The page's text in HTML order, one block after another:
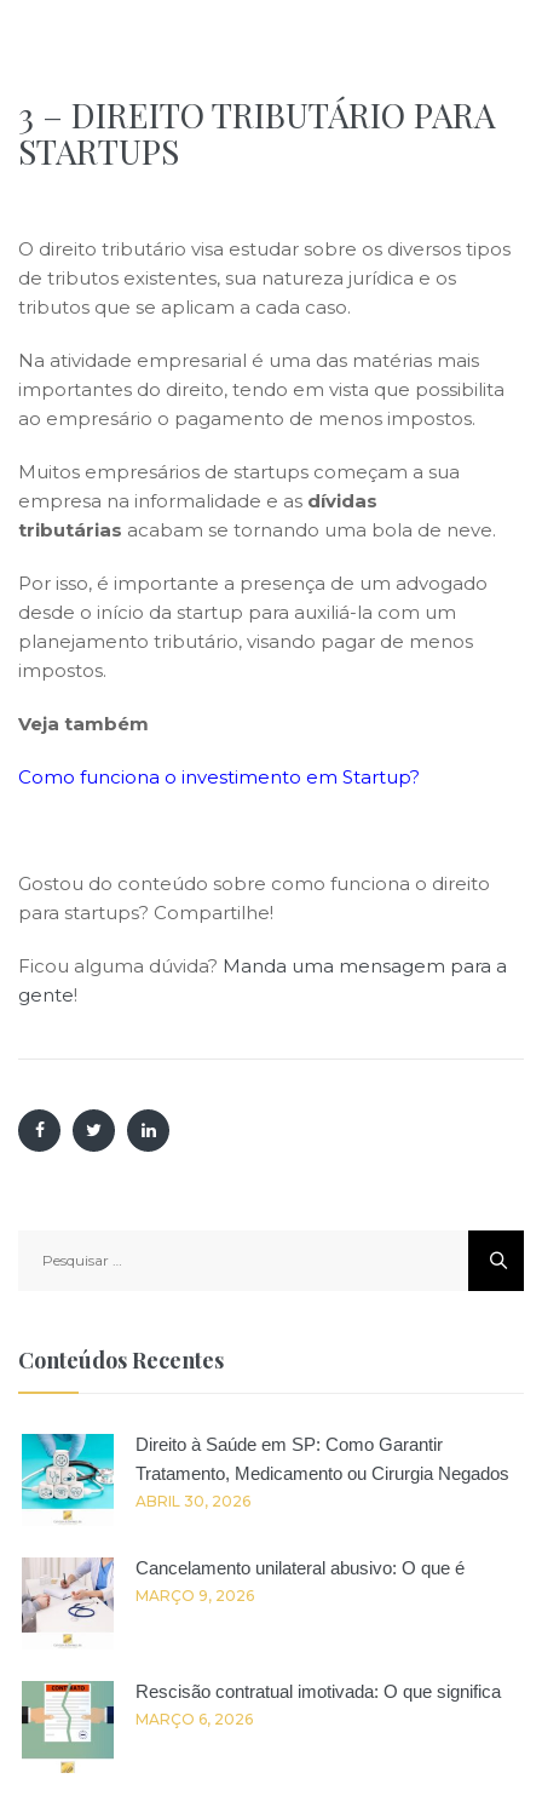
3 – DIREITO TRIBUTÁRIO PARA
STARTUPS
O direito tributário visa estudar sobre os diversos tipos
de tributos existentes, sua natureza jurídica e os
tributos que se aplicam a cada caso.
Na atividade empresarial é uma das matérias mais
importantes do direito, tendo em vista que possibilita
ao empresário o pagamento de menos impostos.
Muitos empresários de startups começam a sua
empresa na informalidade e as dívidas
tributárias acabam se tornando uma bola de neve.
Por isso, é importante a presença de um advogado
desde o início da startup para auxiliá-la com um
planejamento tributário, visando pagar de menos
impostos.
Veja também
Como funciona o investimento em Startup?
Gostou do conteúdo sobre como funciona o direito
para startups? Compartilhe!
Ficou alguma dúvida? Manda uma mensagem para a
gente!
por:
Conteúdos Recentes
Direito à Saúde em SP: Como Garantir
Tratamento, Medicamento ou Cirurgia Negados
ABRIL 30, 2026
Cancelamento unilateral abusivo: O que é
MARÇO 9, 2026
Rescisão contratual imotivada: O que significa
MARÇO 6, 2026